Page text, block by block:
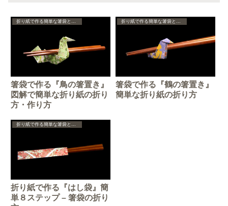
折り紙で作る簡単な箸袋と箸置き
箸袋で作る『鳥の箸置き』
図解で簡単な折り紙の折り
方・作り方
折り紙で作る簡単な箸袋と箸置き
箸袋で作る『鶴の箸置き』
簡単な折り紙の折り方
折り紙で作る簡単な箸袋と箸置き
折り紙で作る『はし袋』簡
単８ステップ – 箸袋の折り